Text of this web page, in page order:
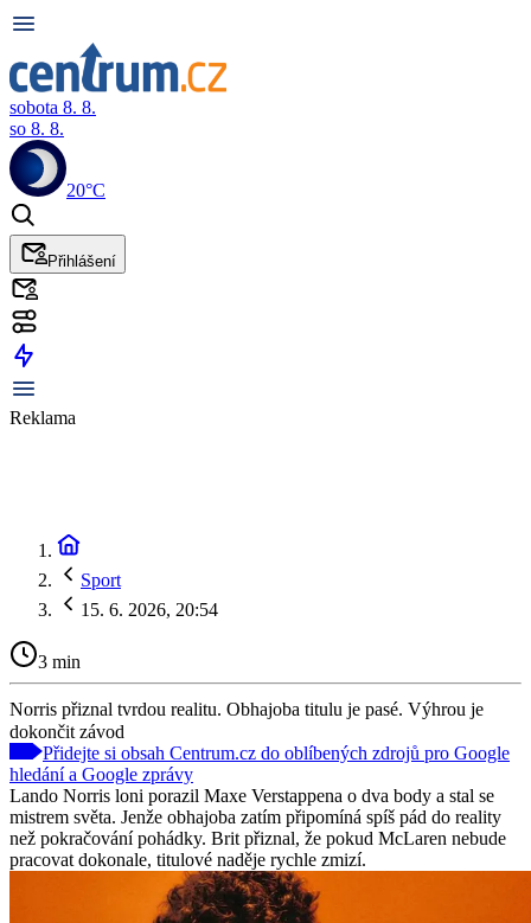
sobota 8. 8.
so 8. 8.
20°C
Přihlášení
Reklama
Sport
15. 6. 2026, 20:54
3 min
Norris přiznal tvrdou realitu. Obhajoba titulu je pasé. Výhrou je
dokončit závod
Přidejte si obsah Centrum.cz do oblíbených zdrojů pro Google
hledání a Google zprávy
Lando Norris loni porazil Maxe Verstappena o dva body a stal se
mistrem světa. Jenže obhajoba zatím připomíná spíš pád do reality
než pokračování pohádky. Brit přiznal, že pokud McLaren nebude
pracovat dokonale, titulové naděje rychle zmizí.